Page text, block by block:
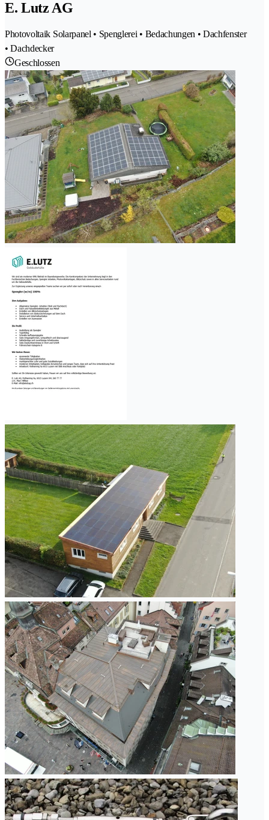
E. Lutz AG
Photovoltaik Solarpanel • Spenglerei • Bedachungen • Dachfenster
• Dachdecker
Geschlossen